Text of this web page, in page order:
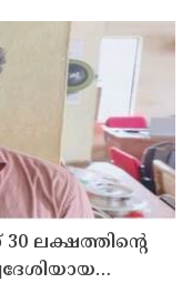
ലക്ഷത്തിന്റെ